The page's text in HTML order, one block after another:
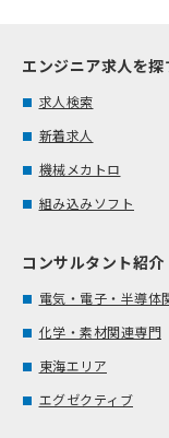
エンジニア求人を探
求人検索
新着求人
機械メカトロ
組み込みソフト
コンサルタント紹介
電気・電子・半導体
化学・素材関連専門
東海エリア
エグゼクティブ